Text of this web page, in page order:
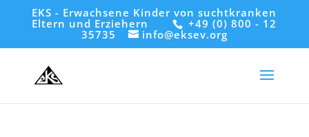
EKS - Erwachsene Kinder von suchtkranken
Eltern und Erziehern
+49 (0) 800 - 12
35735
info@eksev.org